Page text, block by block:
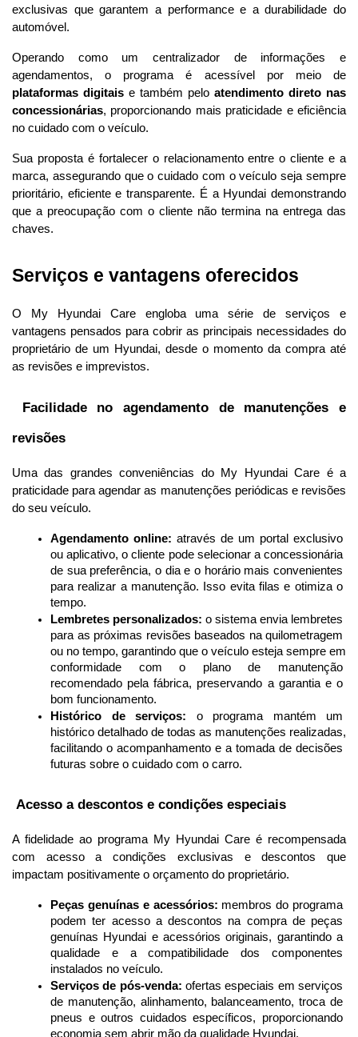
exclusivas que garantem a performance e a durabilidade do
automóvel.
Operando como um centralizador de informações e
plataformas digitais e também pelo atendimento direto nas
concessionárias, proporcionando mais praticidade e eficiência
no cuidado com o veículo.
Sua proposta é fortalecer o relacionamento entre o cliente e a
marca, assegurando que o cuidado com o veículo seja sempre
prioritário, eficiente e transparente. É a Hyundai demonstrando
que a preocupação com o cliente não termina na entrega das
chaves.
Serviços e vantagens oferecidos
O My Hyundai Care engloba uma série de serviços e
vantagens pensados para cobrir as principais necessidades do
proprietário de um Hyundai, desde o momento da compra até
as revisões e imprevistos.
Facilidade no agendamento de manutenções e
revisões
Uma das grandes conveniências do My Hyundai Care é a
praticidade para agendar as manutenções periódicas e revisões
do seu veículo.
Agendamento online: através de um portal exclusivo
ou aplicativo, o cliente pode selecionar a concessionária
de sua preferência, o dia e o horário mais convenientes
para realizar a manutenção. Isso evita filas e otimiza o
tempo.
Lembretes personalizados: o sistema envia lembretes
para as próximas revisões baseados na quilometragem
ou no tempo, garantindo que o veículo esteja sempre em
conformidade com o plano de manutenção
recomendado pela fábrica, preservando a garantia e o
bom funcionamento.
Histórico de serviços: o programa mantém um
histórico detalhado de todas as manutenções realizadas,
facilitando o acompanhamento e a tomada de decisões
futuras sobre o cuidado com o carro.
Acesso a descontos e condições especiais
A fidelidade ao programa My Hyundai Care é recompensada
com acesso a condições exclusivas e descontos que
impactam positivamente o orçamento do proprietário.
Peças genuínas e acessórios: membros do programa
podem ter acesso a descontos na compra de peças
genuínas Hyundai e acessórios originais, garantindo a
qualidade e a compatibilidade dos componentes
instalados no veículo.
Serviços de pós-venda: ofertas especiais em serviços
de manutenção, alinhamento, balanceamento, troca de
pneus e outros cuidados específicos, proporcionando
economia sem abrir mão da qualidade Hyundai.